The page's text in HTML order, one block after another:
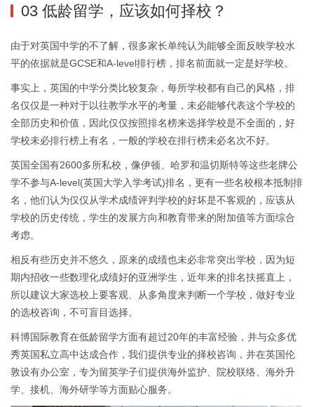
03 低龄留学，应该如何择校？
由于对英国中学的不了解，很多家长单纯认为能够全面反映学校水
平的依据就是GCSE和A-level排行榜，排名前面就一定是好学校。
事实上，英国的中学分类比较复杂，每所学校都有自己的风格，排
名仅仅是一种对于以往教学水平的考量，未必能够代表这个学校的
全部历史和价值，因此仅仅按照排名榜来选择学校是不全面的，好
学校未必排行榜上有名，一般的学校在排行榜未必名次不好。
英国全国有2600多所私校，像伊顿、哈罗和温切斯特等这些老牌公
学不参与A-level(英国大学入学考试)排名，更有一些名校根本抵制排
名，他们认为仅仅从学术成绩评判学校的好坏是不客观的，应该从
学校的历史传统，学生的发展方向和教育带来的附加值等方面综合
考虑。
相反有些历史并不悠久，原来的成绩也未必非常突出学校，因为短
期内招收一些数理化成绩好的亚洲学生，近年来的排名扶摇直上，
所以建议大家选校上要客观、从多角度来判断一个学校，做好专业
的选校咨询，不可盲目选择。
科博国际教育在低龄留学方面有超过20年的丰富经验，并与众多优
秀英国私立高中达成合作，我们提供专业的择校咨询，并在英国伦
敦设有办公室，专为留英学子们提供海外监护、院校联络、海外升
学、接机、海外研学等方面贴心服务。